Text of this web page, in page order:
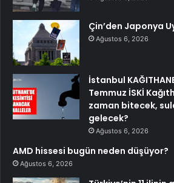
Çin’den Japonya
Ağustos 6, 2026
İstanbul
Temmuz İSKİ
zaman bitecek,
gelecek?
Ağustos 6, 2026
AMD hissesi bugün neden düşüyor?
Ağustos 6, 2026